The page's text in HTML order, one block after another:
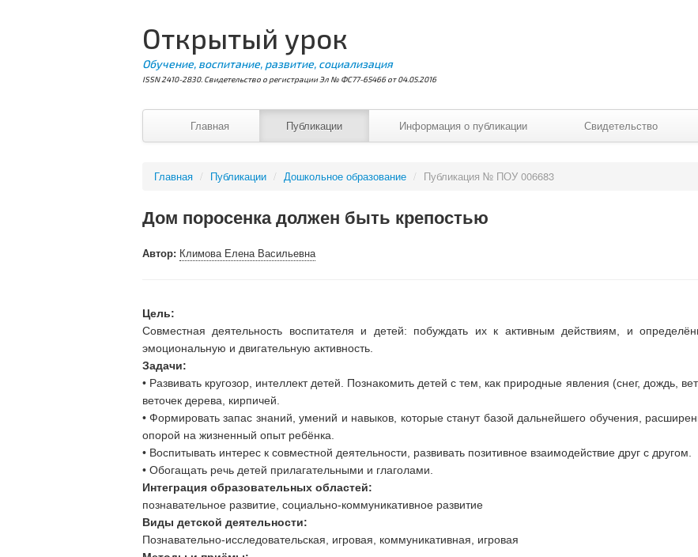
Открытый урок
Обучение, воспитание, развитие, социализация
ISSN 2410-2830. Свидетельство о регистрации Эл № ФС77-65466 от 04.05.2016
Главная Публикации Информация о публикации Свидетельство
Главная / Публикации / Дошкольное образование / Публикация № ПОУ 006683
Дом поросенка должен быть крепостью
Автор: Климова Елена Васильевна
Цель:
Совместная деятельность воспитателя и детей: побуждать их к активным действиям, и
эмоциональную и двигательную активность.
Задачи:
• Развивать кругозор, интеллект детей. Познакомить детей с тем, как природные явления (снег, дождь,
веточек дерева, кирпичей.
• Формировать запас знаний, умений и навыков, которые станут базой дальнейшего обучения,
опорой на жизненный опыт ребёнка.
• Воспитывать интерес к совместной деятельности, развивать позитивное взаимодействие друг с другом.
• Обогащать речь детей прилагательными и глаголами.
Интеграция образовательных областей:
познавательное развитие, социально-коммуникативное развитие
Виды детской деятельности:
Познавательно-исследовательская, игровая, коммуникативная, игровая